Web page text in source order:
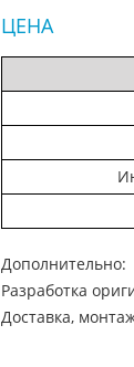
ЦЕНА
Дополнительно:
Разработка
Доставка,